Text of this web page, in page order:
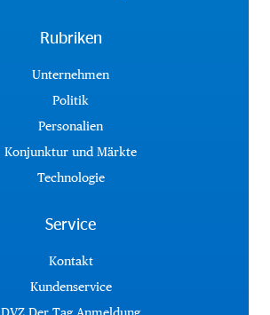
Rubriken
Unternehmen
Politik
Personalien
Konjunktur und Märkte
Technologie
Service
Kontakt
Kundenservice